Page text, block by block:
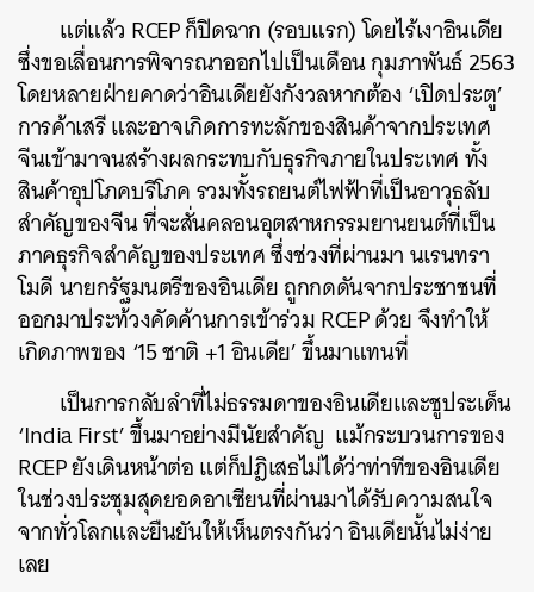
แต่แล้ว RCEP ก็ปิดฉาก (รอบแรก) โดยไร้เงาอินเดีย
ซึ่งขอเลื่อนการพิจารณาออกไปเป็นเดือน กุมภาพันธ์ 2563
โดยหลายฝ่ายคาดว่าอินเดียยังกังวลหากต้อง ‘เปิดประตู’
การค้าเสรี และอาจเกิดการทะลักของสินค้าจากประเทศ
จีนเข้ามาจนสร้างผลกระทบกับธุรกิจภายในประเทศ ทั้ง
สินค้าอุปโภคบริโภค รวมทั้งรถยนต์ไฟฟ้าที่เป็นอาวุธลับ
สำคัญของจีน ที่จะสั่นคลอนอุตสาหกรรมยานยนต์ที่เป็น
ภาคธุรกิจสำคัญของประเทศ ซึ่งช่วงที่ผ่านมา นเรนทรา
โมดี นายกรัฐมนตรีของอินเดีย ถูกกดดันจากประชาชนที่
ออกมาประท้วงคัดค้านการเข้าร่วม RCEP ด้วย จึงทำให้
เกิดภาพของ ‘15 ชาติ +1 อินเดีย’ ขึ้นมาแทนที่
เป็นการกลับลำที่ไม่ธรรมดาของอินเดียและชูประเด็น
‘India First’ ขึ้นมาอย่างมีนัยสำคัญ แม้กระบวนการของ
RCEP ยังเดินหน้าต่อ แต่ก็ปฎิเสธไม่ได้ว่าท่าทีของอินเดีย
ในช่วงประชุมสุดยอดอาเซียนที่ผ่านมาได้รับความสนใจ
จากทั่วโลกและยืนยันให้เห็นตรงกันว่า อินเดียนั้นไม่ง่าย
เลย